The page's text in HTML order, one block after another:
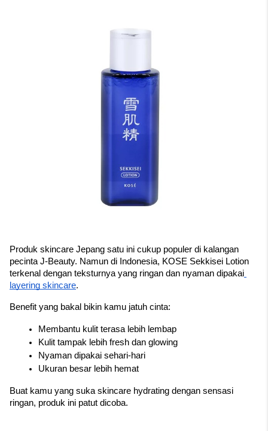
Produk skincare Jepang satu ini cukup populer di kalangan
pecinta J-Beauty. Namun di Indonesia, KOSE Sekkisei Lotion
terkenal dengan teksturnya yang ringan dan nyaman dipakai
layering skincare.
Benefit yang bakal bikin kamu jatuh cinta:
Membantu kulit terasa lebih lembap
Kulit tampak lebih fresh dan glowing
Nyaman dipakai sehari-hari
Ukuran besar lebih hemat
Buat kamu yang suka skincare hydrating dengan sensasi
ringan, produk ini patut dicoba.